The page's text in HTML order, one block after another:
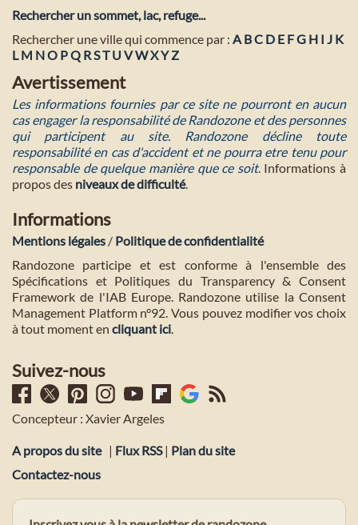
Rechercher un sommet, lac, refuge...
Rechercher une ville qui commence par : A BC D E FG H I J K
L M NO PQ RST U VWXYZ
Avertissement
Les informations fournies par ce site ne pourront en aucun
cas engager la responsabilité de Randozone et des personnes
qui participent au site. Randozone décline toute
responsabilité en cas d'accident et ne pourra etre tenu pour
responsable de quelque manière que ce soit. Informations à
propos des niveaux de difficulté.
Informations
Mentions légales / Politique de confidentialité
Randozone participe et est conforme à l'ensemble des
Spécifications et Politiques du Transparency & Consent
Framework de l'IAB Europe. Randozone utilise la Consent
Management Platform n°92. Vous pouvez modifier vos choix
à tout moment en cliquant ici.
Suivez-nous
Concepteur : Xavier Argeles
A propos du site | Flux RSS| Plan du site
Contactez-nous